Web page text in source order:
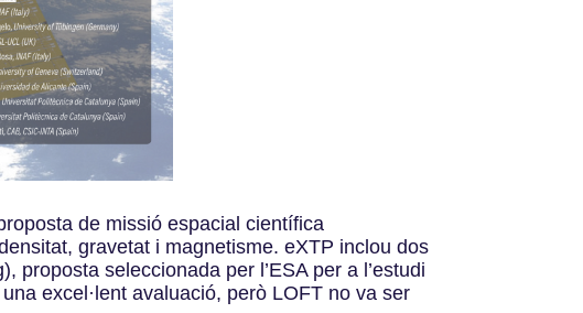
de missió espacial científica
gravetat i magnetisme. eXTP inclou dos
seleccionada per l’ESA per a l’estudi
excel·lent avaluació, però LOFT no va ser